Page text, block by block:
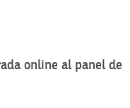
online al panel de